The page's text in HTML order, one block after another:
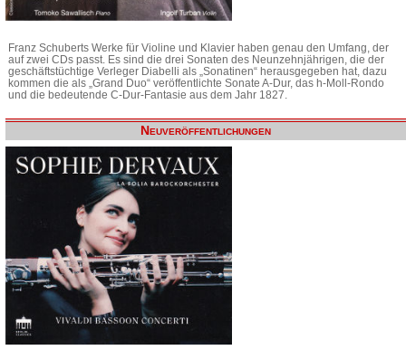
Franz Schuberts Werke für Violine und Klavier haben genau den Umfang, der
auf zwei CDs passt. Es sind die drei Sonaten des Neunzehnjährigen, die der
geschäftstüchtige Verleger Diabelli als „Sonatinen“ herausgegeben hat, dazu
kommen die als „Grand Duo“ veröffentlichte Sonate A-Dur, das h-Moll-Rondo
und die bedeutende C-Dur-Fantasie aus dem Jahr 1827.
Neuveröffentlichungen